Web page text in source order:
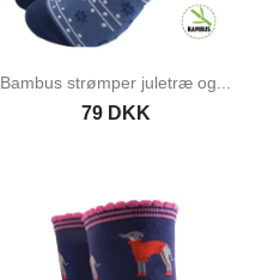
Bambus strømper juletræ og...
79 DKK